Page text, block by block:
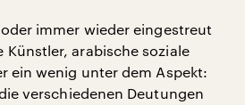
immer wieder eingestreut
Künstler, arabische soziale
ein wenig unter dem Aspekt:
verschiedenen Deutungen